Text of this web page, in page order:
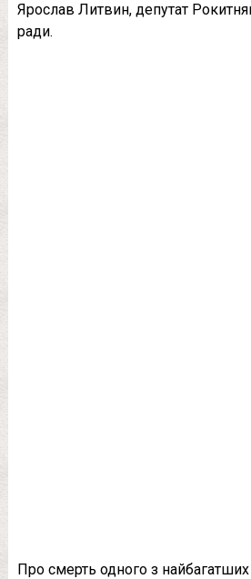
Ярослав Литвин, депутат
ради.
Про смерть одного з найбагатших